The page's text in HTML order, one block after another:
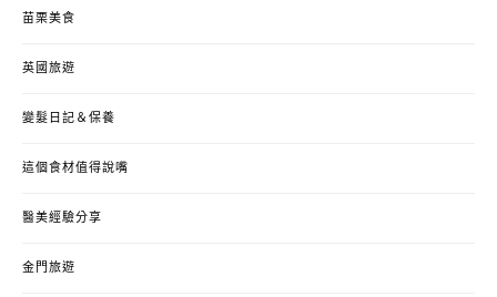
苗栗美食
英國旅遊
變髮日記＆保養
這個食材值得說嘴
醫美經驗分享
金門旅遊